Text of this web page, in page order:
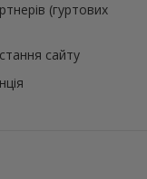
(гуртових
сайту